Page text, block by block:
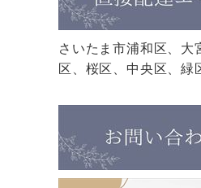
さいたま市浦和区、大
区、桜区、中央区、緑